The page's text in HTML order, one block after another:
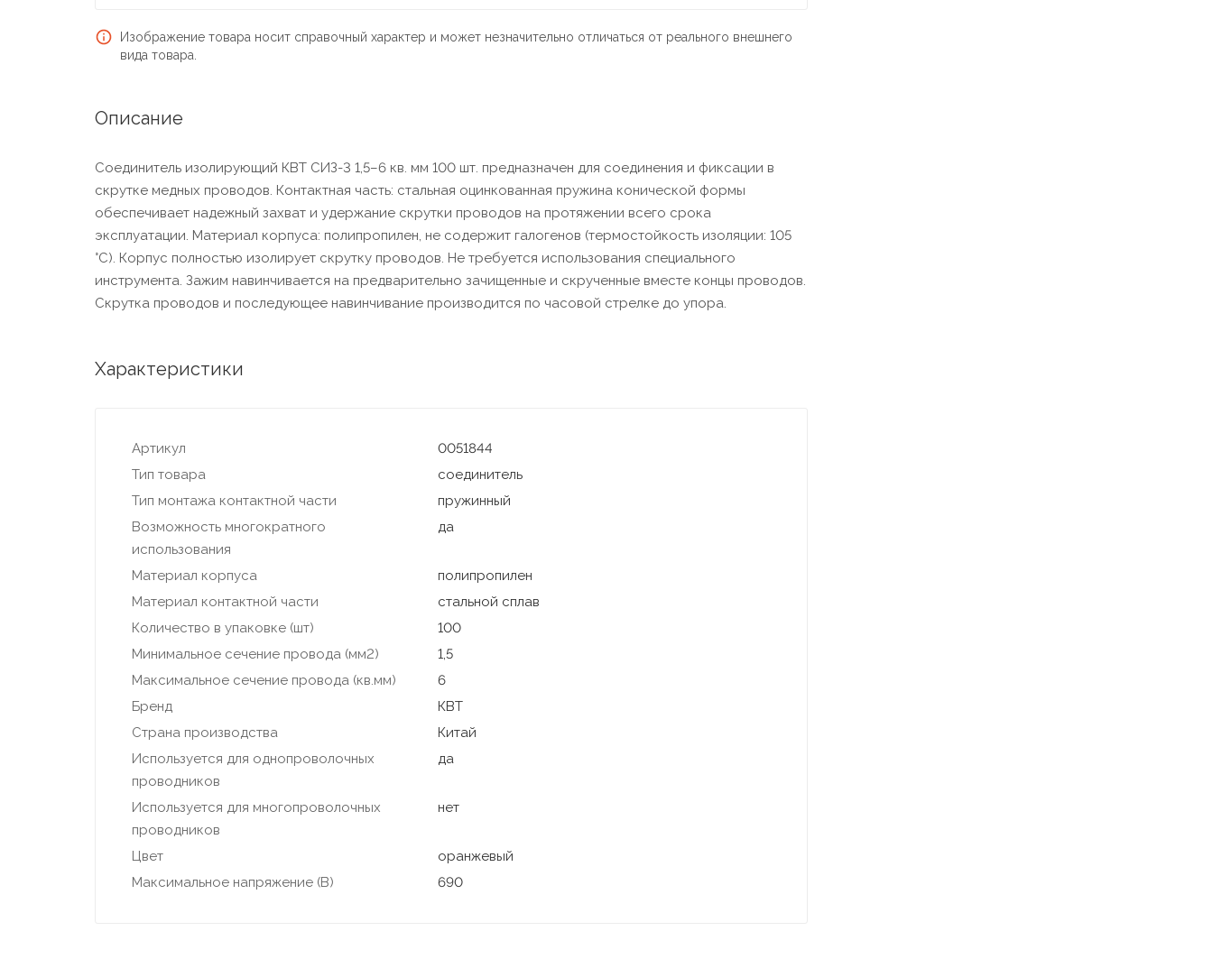
Изображение товара носит справочный характер и может незначительно отличаться от реального внешнего
вида товара.
Описание
Соединитель изолирующий КВТ СИЗ-3 1,5–6 кв. мм 100 шт. предназначен для соединения и фиксации в
скрутке медных проводов. Контактная часть: стальная оцинкованная пружина конической формы
обеспечивает надежный захват и удержание скрутки проводов на протяжении всего срока
эксплуатации. Материал корпуса: полипропилен, не содержит галогенов (термостойкость изоляции: 105
°С). Корпус полностью изолирует скрутку проводов. Не требуется использования специального
инструмента. Зажим навинчивается на предварительно зачищенные и скрученные вместе концы проводов.
Скрутка проводов и последующее навинчивание производится по часовой стрелке до упора.
Характеристики
Артикул
0051844
Тип товара
соединитель
Тип монтажа контактной части
пружинный
Возможность многократного
использования
да
Материал корпуса
полипропилен
Материал контактной части
стальной сплав
Количество в упаковке (шт)
100
Минимальное сечение провода (мм2)
1,5
Максимальное сечение провода (кв.мм)
6
Бренд
КВТ
Страна производства
Китай
Используется для однопроволочных
проводников
да
Используется для многопроволочных
проводников
нет
Цвет
оранжевый
Максимальное напряжение (В)
690